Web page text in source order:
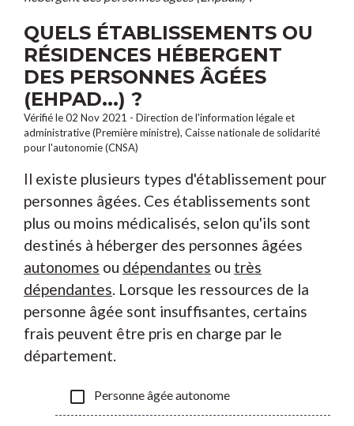
QUELS ÉTABLISSEMENTS OU
RÉSIDENCES HÉBERGENT
DES PERSONNES ÂGÉES
(EHPAD...) ?
Vérifié le 02 Nov 2021 - Direction de l'information légale et
administrative (Première ministre), Caisse nationale de solidarité
pour l'autonomie (CNSA)
Il existe plusieurs types d'établissement pour
personnes âgées. Ces établissements sont
plus ou moins médicalisés, selon qu'ils sont
destinés à héberger des personnes âgées
autonomes ou dépendantes ou très
dépendantes . Lorsque les ressources de la
personne âgée sont insuffisantes, certains
frais peuvent être pris en charge par le
département.
check_box_outline_blank Personne âgée autonome